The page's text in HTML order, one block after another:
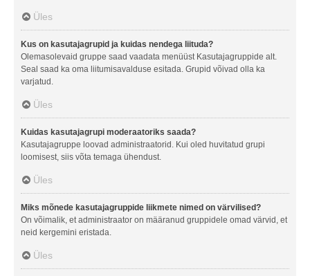
Üles
Kus on kasutajagrupid ja kuidas nendega liituda?
Olemasolevaid gruppe saad vaadata menüüst Kasutajagruppide alt.
Seal saad ka oma liitumisavalduse esitada. Grupid võivad olla ka
varjatud.
Üles
Kuidas kasutajagrupi moderaatoriks saada?
Kasutajagruppe loovad administraatorid. Kui oled huvitatud grupi
loomisest, siis võta temaga ühendust.
Üles
Miks mõnede kasutajagruppide liikmete nimed on värvilised?
On võimalik, et administraator on määranud gruppidele omad värvid, et
neid kergemini eristada.
Üles